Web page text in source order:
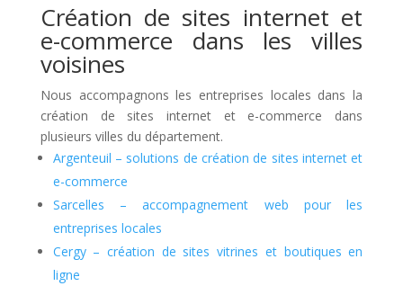
Création de sites internet et
e-commerce dans les villes
voisines
Nous accompagnons les entreprises locales dans la
création de sites internet et e-commerce dans
plusieurs villes du département.
Argenteuil – solutions de création de sites internet et
e-commerce
Sarcelles – accompagnement web pour les
entreprises locales
Cergy – création de sites vitrines et boutiques en
ligne